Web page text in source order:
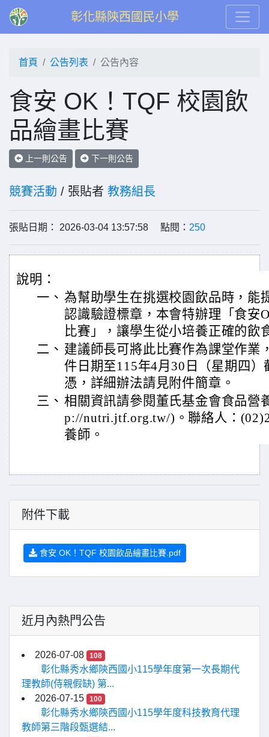
彰化縣陝西國民小學
首頁 公告列表 公告內容
食安 OK！TQF 校園飲
品繪畫比賽
上一則公告 下一則公告
競賽活動 / 張貼者 教務組長
張貼日期： 2026-03-04 13:57:58 點閱： 250
說明：
一、 為幫助學生在挑選校園飲品時，能
認識驗證標章，本會特辦理「食安
比賽」，讓學生從小培養正確的飲
二、 建議師長可將此比賽作為課堂作業
件日期至115年4月30日（星期四
憑，詳細辦法請見附件簡章。
三、 相關資訊請參閱董氏基金會食品營
p://nutri.jtf.org.tw/)。聯絡人：
養師。
附件下載
食安 OK！TQF 校園飲品繪畫比賽.pdf
近月內熱門公告
2026-07-08 108
彰化縣秀水鄉陝西國小115學年度第一次長期代
理教師(侍親假缺) 第...
2026-07-15
100
彰化縣秀水鄉陝西國小115學年度科技教育代理
教師第三階段甄選結...